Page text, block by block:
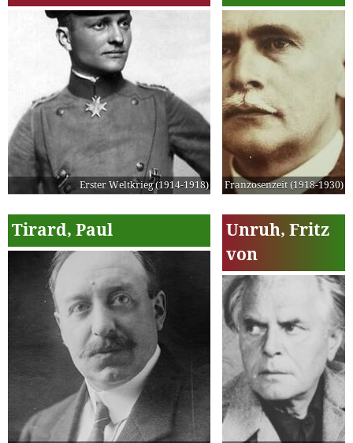
Erster Weltkrieg (1914-1918) Franzosenzeit (1918-1930)
Tirard, Paul
Unruh, Fritz
von